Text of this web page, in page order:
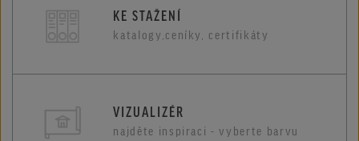
KE STAŽENÍ
katalogy,ceníky, certifikáty
VIZUALIZÉR
najděte inspiraci - vyberte barvu